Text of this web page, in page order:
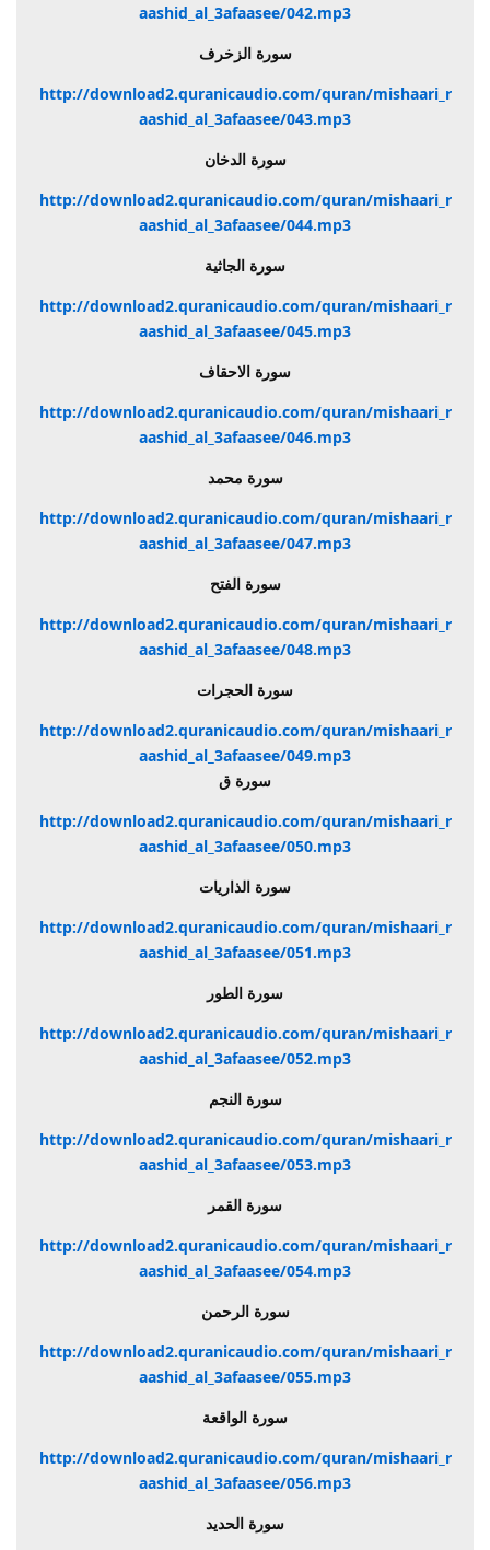
aashid_al_3afaasee/042.mp3
سورة الزخرف
http://download2.quranicaudio.com/quran/mishaari_r
aashid_al_3afaasee/043.mp3
سورة الدخان
http://download2.quranicaudio.com/quran/mishaari_r
aashid_al_3afaasee/044.mp3
سورة الجاثية
http://download2.quranicaudio.com/quran/mishaari_r
aashid_al_3afaasee/045.mp3
سورة الاحقاف
http://download2.quranicaudio.com/quran/mishaari_r
aashid_al_3afaasee/046.mp3
سورة محمد
http://download2.quranicaudio.com/quran/mishaari_r
aashid_al_3afaasee/047.mp3
سورة الفتح
http://download2.quranicaudio.com/quran/mishaari_r
aashid_al_3afaasee/048.mp3
سورة الحجرات
http://download2.quranicaudio.com/quran/mishaari_r
aashid_al_3afaasee/049.mp3
سورة ق
http://download2.quranicaudio.com/quran/mishaari_r
aashid_al_3afaasee/050.mp3
سورة الذاريات
http://download2.quranicaudio.com/quran/mishaari_r
aashid_al_3afaasee/051.mp3
سورة الطور
http://download2.quranicaudio.com/quran/mishaari_r
aashid_al_3afaasee/052.mp3
سورة النجم
http://download2.quranicaudio.com/quran/mishaari_r
aashid_al_3afaasee/053.mp3
سورة القمر
http://download2.quranicaudio.com/quran/mishaari_r
aashid_al_3afaasee/054.mp3
سورة الرحمن
http://download2.quranicaudio.com/quran/mishaari_r
aashid_al_3afaasee/055.mp3
سورة الواقعة
http://download2.quranicaudio.com/quran/mishaari_r
aashid_al_3afaasee/056.mp3
سورة الحديد